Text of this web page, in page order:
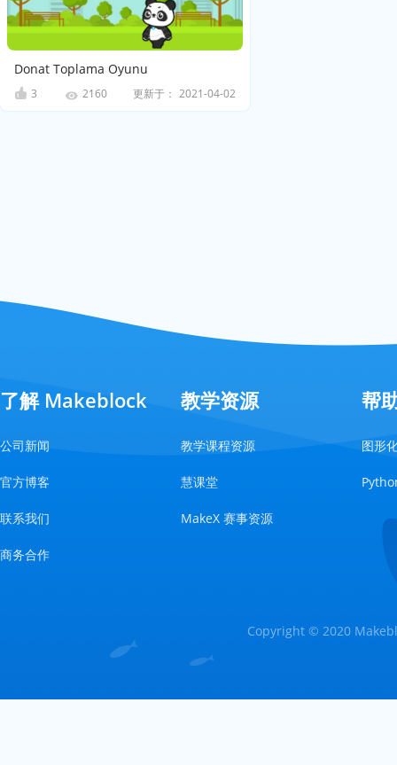
Donat Toplama Oyunu
3 2160 更新于： 2021-04-02
了解 Makeblock
公司新闻
官方博客
联系我们
商务合作
教学资源
教学课程资源
慧课堂
MakeX 赛事资源
帮
图形
Copyright © 2020